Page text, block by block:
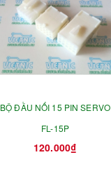
BỘ ĐẦU NỐI 15 PIN SERVO
FL-15P
120.000₫